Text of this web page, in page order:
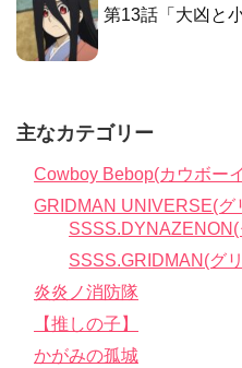
第13話「大凶と小
主なカテゴリー
Cowboy Bebop(カウボー
GRIDMAN UNIVERSE(グ
SSSS.GRIDMAN(グ
炎炎ノ消防隊
【推しの子】
かがみの孤城